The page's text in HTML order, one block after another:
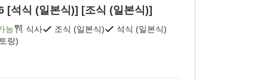
석식 (일본식)] [조식 (일본식)]
능 식사 조식 (일본식)
석식 (일본식)
랑)